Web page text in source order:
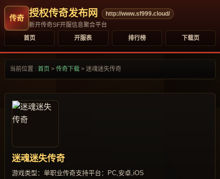
授权传奇发布网
http://www.sf999.cloud/
新开传奇SF开服信息聚合平台
首页
开服表 排行榜 下载页
当前位置 : 首页 > 传奇下载 > 迷魂迷失传奇
迷魂迷失传奇
游戏类型：单职业传奇支持平台：PC,安卓,iOS